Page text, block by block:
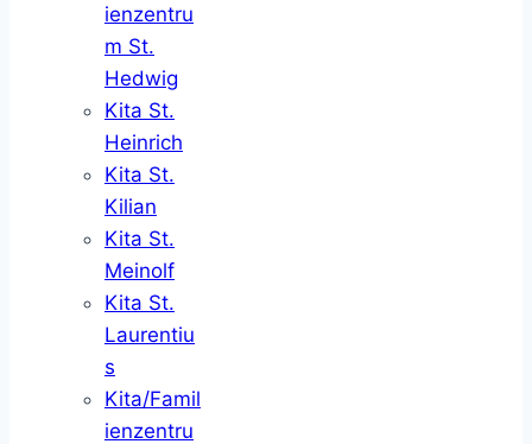
ienzentru
m St.
Hedwig
Kita St.
Heinrich
Kita St.
Kilian
Kita St.
Meinolf
Kita St.
Laurentiu
s
Kita/Famil
ienzentru